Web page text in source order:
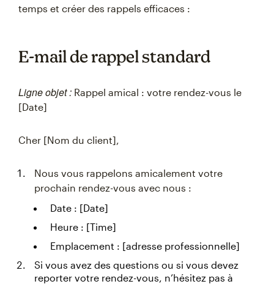
temps et créer des rappels efficaces :
E-mail de rappel standard
Ligne objet : Rappel amical : votre rendez-vous le
[Date]
Cher [Nom du client],
Nous vous rappelons amicalement votre
prochain rendez-vous avec nous :
Date : [Date]
Heure : [Time]
Emplacement : [adresse professionnelle]
Si vous avez des questions ou si vous devez
reporter votre rendez-vous, n’hésitez pas à